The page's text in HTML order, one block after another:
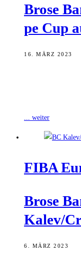
Bro­se
pe Cup
16. MÄRZ 2023
... weiter
FIBA
Bro­se
Kalev/​
6. MÄRZ 2023